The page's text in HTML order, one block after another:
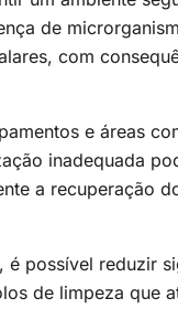
de
com
e áreas
inadequada
a recuperação
possível reduzir
de limpeza que